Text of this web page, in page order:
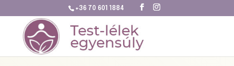
+36 70 601 1884